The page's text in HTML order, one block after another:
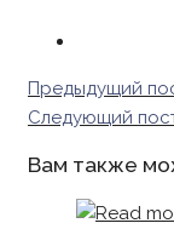
Read
more
Предыдущий
Следующий
Вам также